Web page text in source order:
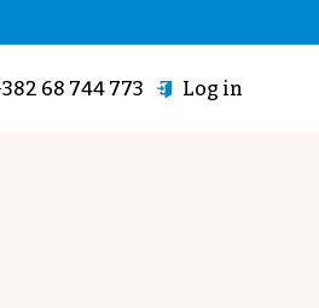
68 744 773 Log in